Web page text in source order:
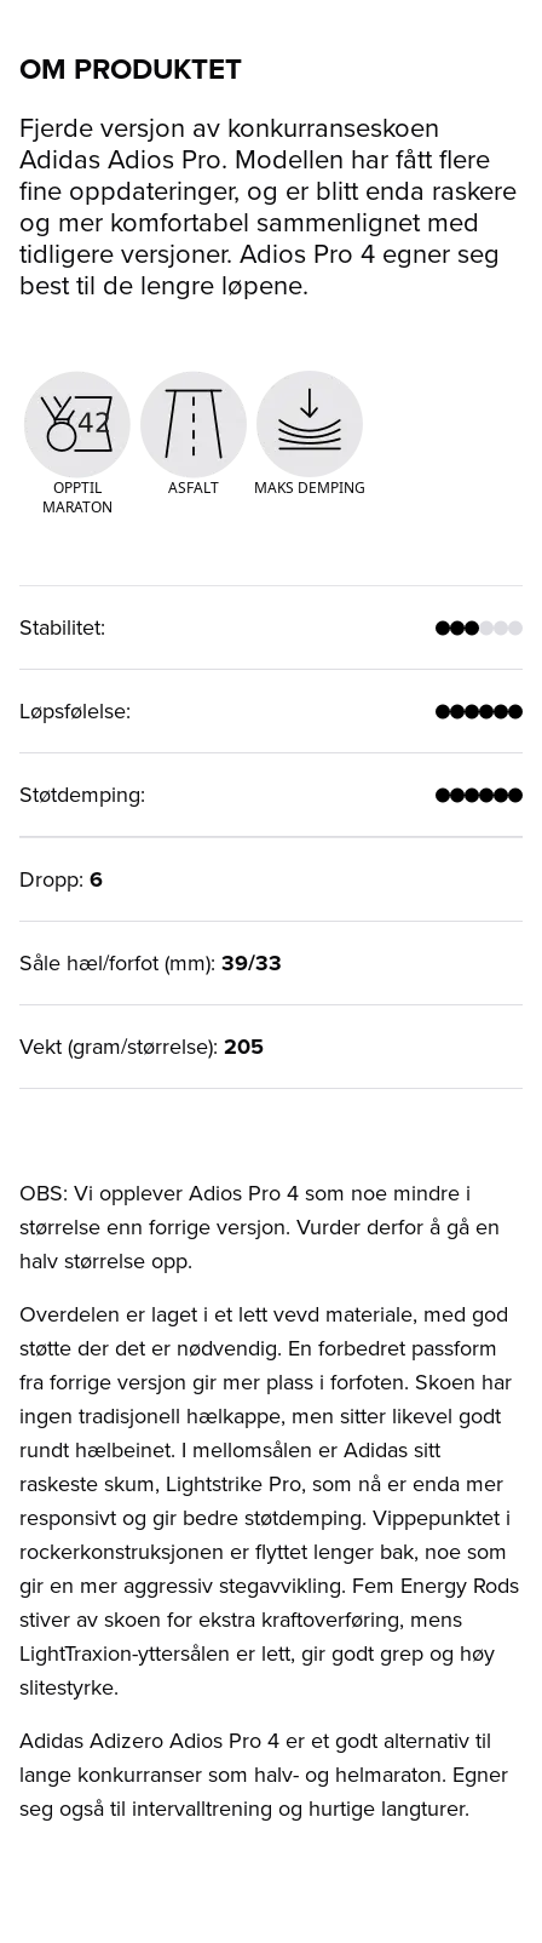
OM PRODUKTET
Fjerde versjon av konkurranseskoen
Adidas Adios Pro. Modellen har fått flere
fine oppdateringer, og er blitt enda raskere
og mer komfortabel sammenlignet med
tidligere versjoner. Adios Pro 4 egner seg
best til de lengre løpene.
OPPTIL
MARATON
ASFALT MAKS DEMPING
Stabilitet:
Løpsfølelse:
Støtdemping:
Dropp: 6
Såle hæl/forfot (mm): 39/33
Vekt (gram/størrelse): 205
OBS: Vi opplever Adios Pro 4 som noe mindre i
størrelse enn forrige versjon. Vurder derfor å gå en
halv størrelse opp.
Overdelen er laget i et lett vevd materiale, med god
støtte der det er nødvendig. En forbedret passform
fra forrige versjon gir mer plass i forfoten. Skoen har
ingen tradisjonell hælkappe, men sitter likevel godt
rundt hælbeinet. I mellomsålen er Adidas sitt
raskeste skum, Lightstrike Pro, som nå er enda mer
responsivt og gir bedre støtdemping. Vippepunktet i
rockerkonstruksjonen er flyttet lenger bak, noe som
gir en mer aggressiv stegavvikling. Fem Energy Rods
stiver av skoen for ekstra kraftoverføring, mens
LightTraxion-yttersålen er lett, gir godt grep og høy
slitestyrke.
Adidas Adizero Adios Pro 4 er et godt alternativ til
lange konkurranser som halv- og helmaraton. Egner
seg også til intervalltrening og hurtige langturer.